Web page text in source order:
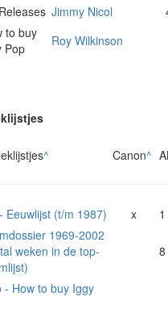
Jimmy Nicol
to buy
Pop
Roy Wilkinson
^ Canon^
Eeuwlijst (t/m 1987) x 1
1969-2002
weken in de top-
8
- How to buy Iggy